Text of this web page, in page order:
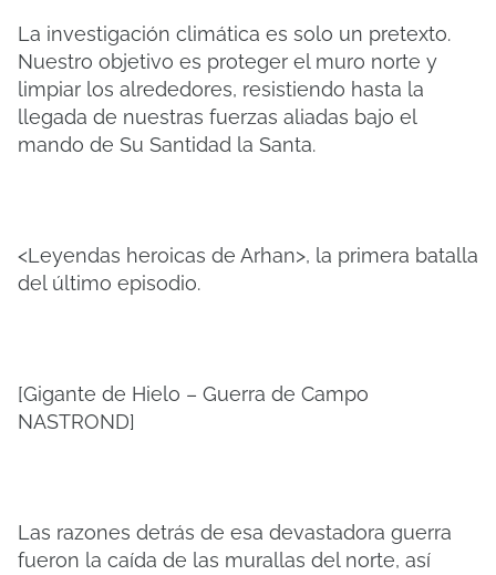
La investigación climática es solo un pretexto.
Nuestro objetivo es proteger el muro norte y
limpiar los alrededores, resistiendo hasta la
llegada de nuestras fuerzas aliadas bajo el
mando de Su Santidad la Santa.
<Leyendas heroicas de Arhan>, la primera batalla
del último episodio.
[Gigante de Hielo – Guerra de Campo
NASTROND]
Las razones detrás de esa devastadora guerra
fueron la caída de las murallas del norte, así